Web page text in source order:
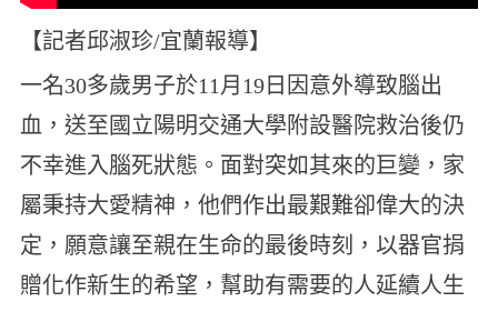
【記者邱淑珍/宜蘭報導】
一名30多歲男子於11月19日因意外導致腦出
血，送至國立陽明交通大學附設醫院救治後仍
不幸進入腦死狀態。面對突如其來的巨變，家
屬秉持大愛精神，他們作出最艱難卻偉大的決
定，願意讓至親在生命的最後時刻，以器官捐
贈化作新生的希望，幫助有需要的人延續人生